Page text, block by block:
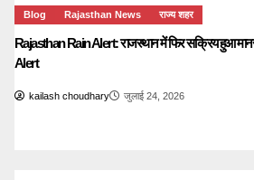
Blog Rajasthan News राज्य शहर
Rajasthan Rain Alert: राजस्थान में फिर सक्रिय हुआ
Alert
kailash choudhary जुलाई 24, 2026